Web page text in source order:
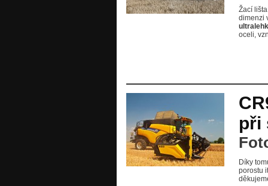
Žací
dimenzi
oceli,
při
Díky
porostu